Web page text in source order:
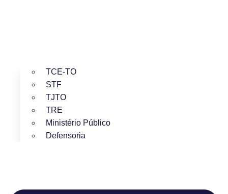
TCE-TO
STF
TJTO
TRE
Ministério Público
Defensoria